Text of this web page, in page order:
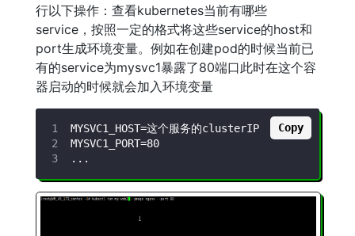
行以下操作：查看kubernetes当前有哪些
service，按照一定的格式将这些service的host和
port生成环境变量。例如在创建pod的时候当前已
有的service为mysvc1暴露了80端口此时在这个容
器启动的时候就会加入环境变量
MYSVC1_PORT=80
Copy